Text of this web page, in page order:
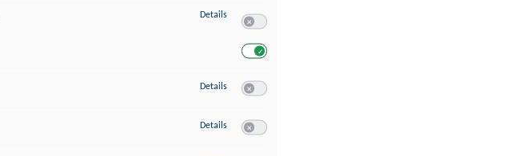
Details zu Verwendung reduzierter Daten zur Auswahl von Werbeanzeigen
Details zu Erstellung von Profilen für personalisierte Werbung
Details zu Verwendung von Profilen zur Auswahl personalisierter Werbung